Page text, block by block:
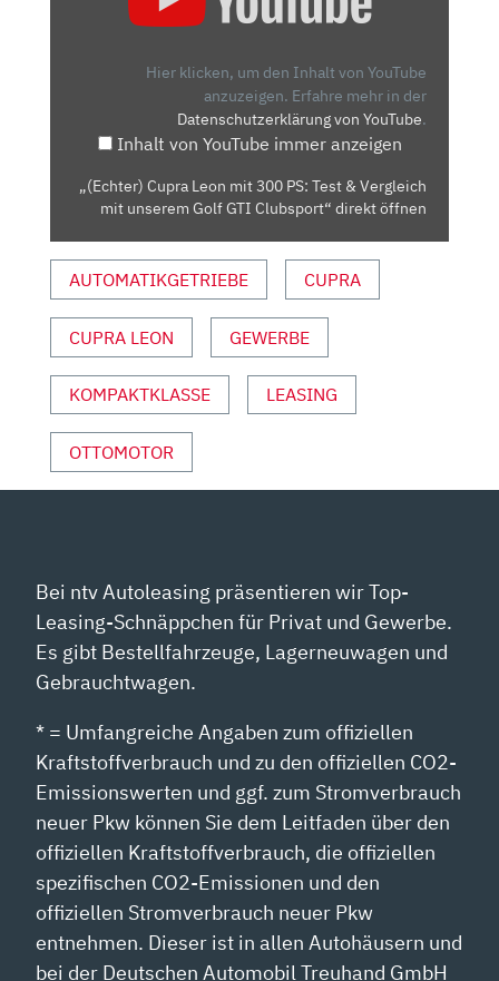
VERGLEICH
GOLF
GTI
VON
YOUTUBE
ANZEIGEN
Hier klicken, um den Inhalt von YouTube
anzuzeigen. Erfahre mehr in der
Datenschutzerklärung von YouTube.
Inhalt von YouTube immer anzeigen
„(Echter) Cupra Leon mit 300 PS: Test & Vergleich
mit unserem Golf GTI Clubsport“ direkt öffnen
AUTOMATIKGETRIEBE CUPRA
CUPRA LEON GEWERBE
KOMPAKTKLASSE LEASING
OTTOMOTOR
Bei ntv Autoleasing präsentieren wir Top-
Leasing-Schnäppchen für Privat und Gewerbe.
Es gibt Bestellfahrzeuge, Lagerneuwagen und
Gebrauchtwagen.
* = Umfangreiche Angaben zum offiziellen
Kraftstoffverbrauch und zu den offiziellen CO2-
Emissionswerten und ggf. zum Stromverbrauch
neuer Pkw können Sie dem Leitfaden über den
offiziellen Kraftstoffverbrauch, die offiziellen
spezifischen CO2-Emissionen und den
offiziellen Stromverbrauch neuer Pkw
entnehmen. Dieser ist in allen Autohäusern und
bei der Deutschen Automobil Treuhand GmbH